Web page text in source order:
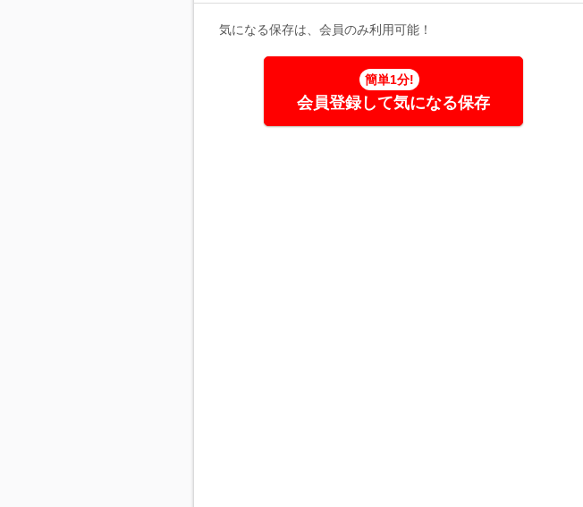
気になる保存は、会員のみ利用可能！
簡単1分!
会員登録して気になる保存